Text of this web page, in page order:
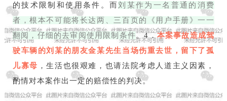
的技术限制和使用条件。而刘某作为一名普通的消费
者，根本不可能将长达两、三百页的《用户手册》一一
翻阅，仔细的去审阅使用限制条件。4．本案事故造成驾
驶车辆的刘某的朋友金某先生当场伤重去世，留下了孤
儿寡母 ，生活也很艰难，也请法院考虑人道主义因素，
酌情对本案作出一定的赔偿性的判决。